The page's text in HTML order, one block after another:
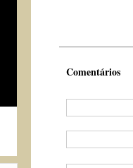
Comentários